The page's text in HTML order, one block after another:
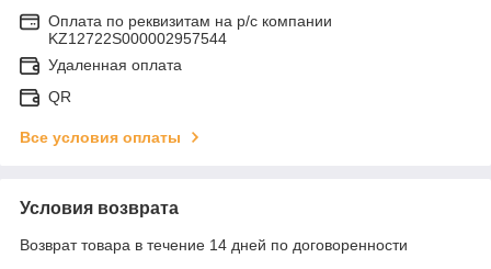
Оплата по реквизитам на р/с компании
KZ12722S000002957544
Удаленная оплата
QR
Все условия оплаты
Условия возврата
Возврат товара в течение 14 дней по договоренности